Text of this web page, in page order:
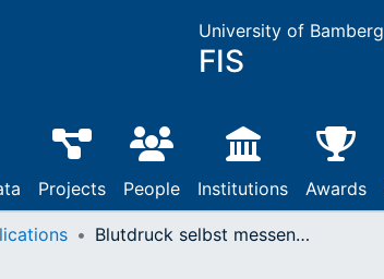
University of Bamberg
FIS
Projects People Institutions Awards
Blutdruck selbst messen. Serie "Gesundheits-Pass Diabetes" Teil 2